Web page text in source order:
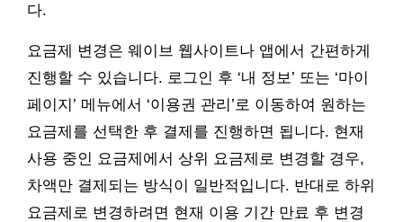
다.
요금제 변경은 웨이브 웹사이트나 앱에서 간편하게
진행할 수 있습니다. 로그인 후 ‘내 정보’ 또는 ‘마이
페이지’ 메뉴에서 ‘이용권 관리’로 이동하여 원하는
요금제를 선택한 후 결제를 진행하면 됩니다. 현재
사용 중인 요금제에서 상위 요금제로 변경할 경우,
차액만 결제되는 방식이 일반적입니다. 반대로 하위
요금제로 변경하려면 현재 이용 기간 만료 후 변경